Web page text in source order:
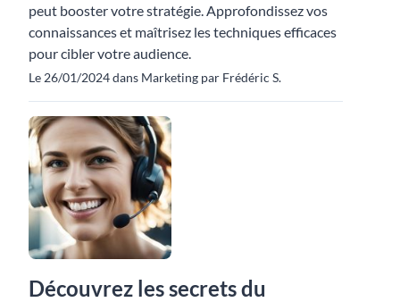
peut booster votre stratégie. Approfondissez vos
connaissances et maîtrisez les techniques efficaces
pour cibler votre audience.
Le 26/01/2024 dans Marketing par Frédéric S.
Découvrez les secrets du